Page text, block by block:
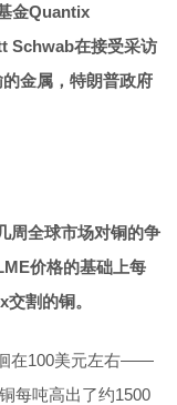
金Quantix
Schwab在接受采访
金属，特朗普政府
周全球市场对铜的争
价格的基础上每
割的铜。
在100美元左右——
每吨高出了约1500